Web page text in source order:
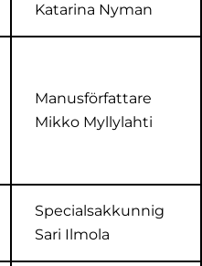
Katarina Nyman
Manusförfattare
Mikko Myllylahti
Specialsakkunnig
Sari Ilmola